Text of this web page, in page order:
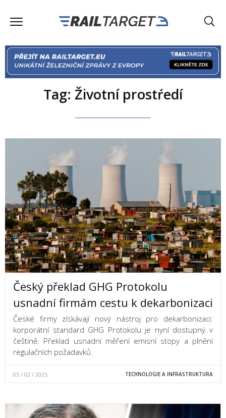
Tag: Životní prostŕedí
Český překlad GHG Protokolu
usnadní firmám cestu k dekarbonizaci
České firmy získávají nový nástroj pro dekarbonizaci:
korporátní standard GHG Protokolu je nyní dostupný v
češtině. Překlad usnadní měření emisní stopy a plnění
regulačních požadavků.
03 / 02 / 2025 TECHNOLOGIE A INFRASTRUKTURA